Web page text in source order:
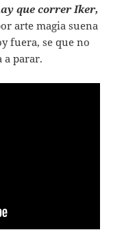
que correr Iker,
arte magia suena
fuera, se que no
a parar.